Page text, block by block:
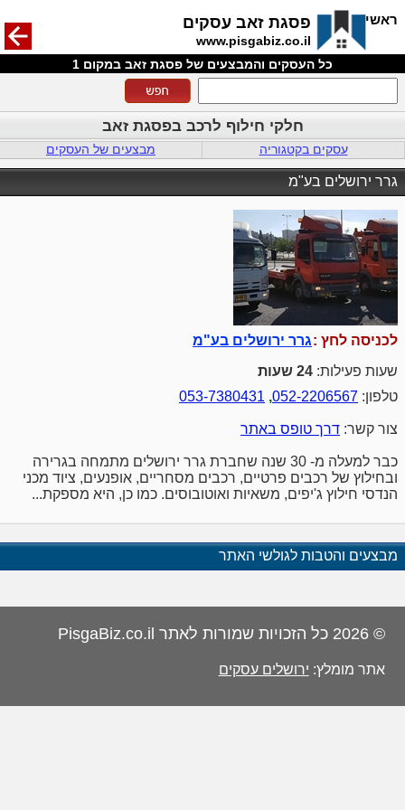
פסגת זאב עסקים
www.pisgabiz.co.il
ראשי
כל העסקים והמבצעים של פסגת זאב במקום 1
חלקי חילוף לרכב בפסגת זאב
עסקים בקטגוריה מבצעים של העסקים
גרר ירושלים בע"מ
לכניסה לחץ :גרר ירושלים בע"מ
שעות פעילות: 24 שעות
טלפון: 052-2206567
,
053-7380431
צור קשר: דרך טופס באתר
כבר למעלה מ- 30 שנה שחברת גרר ירושלים מתמחה בגרירה
ובחילוץ של רכבים פרטיים, רכבים מסחריים, אופנעים, ציוד מכני
הנדסי חילוץ ג'יפים, משאיות ואוטובוסים. כמו כן, היא מספקת...
מבצעים והטבות לגולשי האתר
© 2026 כל הזכויות שמורות לאתר PisgaBiz.co.il
אתר מומלץ: ירושלים עסקים